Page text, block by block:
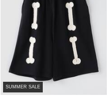
SUMMER SALE